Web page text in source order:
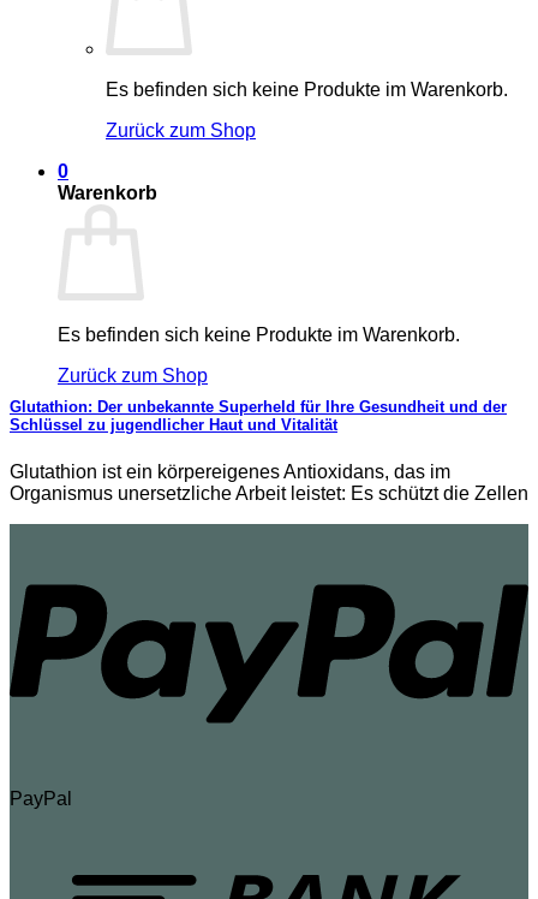
Es befinden sich keine Produkte im Warenkorb.
Zurück zum Shop
0
Warenkorb
Es befinden sich keine Produkte im Warenkorb.
Zurück zum Shop
Glutathion: Der unbekannte Superheld für Ihre Gesundheit und der
Schlüssel zu jugendlicher Haut und Vitalität
Glutathion ist ein körpereigenes Antioxidans, das im
Organismus unersetzliche Arbeit leistet: Es schützt die Zellen
PayPal